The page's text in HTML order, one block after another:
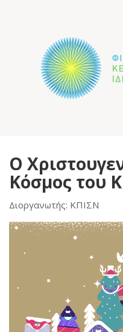
Ο
Κόσμος του
Διοργανωτής: ΚΠΙΣΝ